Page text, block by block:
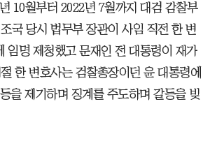
10월부터 2022년 7월까지 대검 감찰부
국 당시 법무부 장관이 사임 직전 한 변
임명 제청했고 문재인 전 대통령이 재가
한 변호사는 검찰총장이던 윤 대통령에
을 제기하며 징계를 주도하며 갈등을 빚